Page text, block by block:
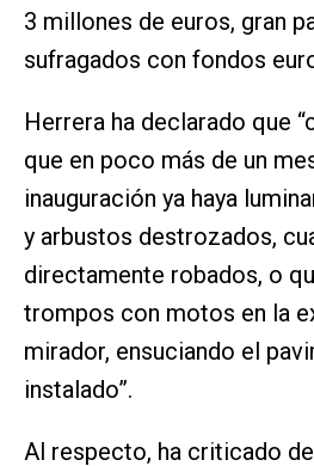
3 millones de euros, gran
sufragados con fondos
Herrera ha declarado que
que en poco más de un
inauguración ya haya
y arbustos destrozados,
directamente robados, o
trompos con motos en la
mirador, ensuciando el
instalado”.
Al respecto, ha criticado